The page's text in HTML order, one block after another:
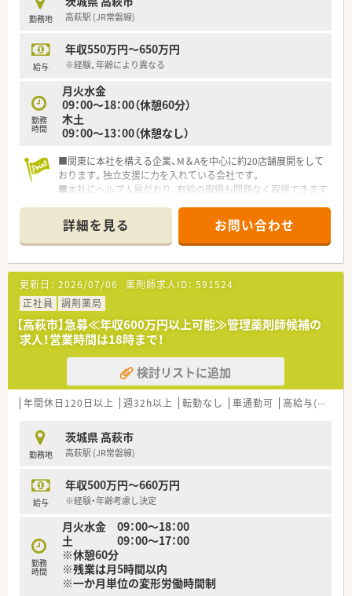
勤務地 高萩駅 (JR常磐線)
給与
年収550万円～650万円
※経験、年齢により異なる
勤務
時間
月火水金
09：00～18：00（休憩60分）
木土
09：00～13：00（休憩なし）
■関東に本社を構える企業、M＆Aを中心に約20店舗展開をして
おります。独立支援に力を入れている会社です。
■本社にヘルプ人員がおり、有給の取得も問題なく取得できます
詳細を見る お問い合わせ
更新日： 2026/07/06 薬剤師求人ID： 591524
正社員
調剤薬局
【高萩市】急募≪年収600万円以上可能≫管理薬剤師候補の
求人！営業時間は18時まで！
検討リストに追加
年間休日120日以上 週32h以上 転勤なし 車通勤可 高給与(600万円以上)
勤務地
茨城県 高萩市
高萩駅 (JR常磐線)
給与
年収500万円～660万円
※経験・年齢考慮し決定
勤務
時間
月火水金 09：00～18：00
土 09：00～17：00
※休憩60分
※残業は月5時間以内
※一か月単位の変形労働時間制